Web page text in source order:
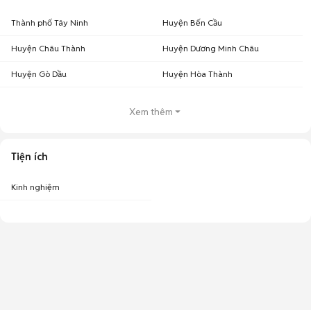
Thành phố Tây Ninh Huyện Bến Cầu
Huyện Châu Thành Huyện Dương Minh Châu
Huyện Gò Dầu Huyện Hòa Thành
Xem thêm
Tiện ích
Kinh nghiệm